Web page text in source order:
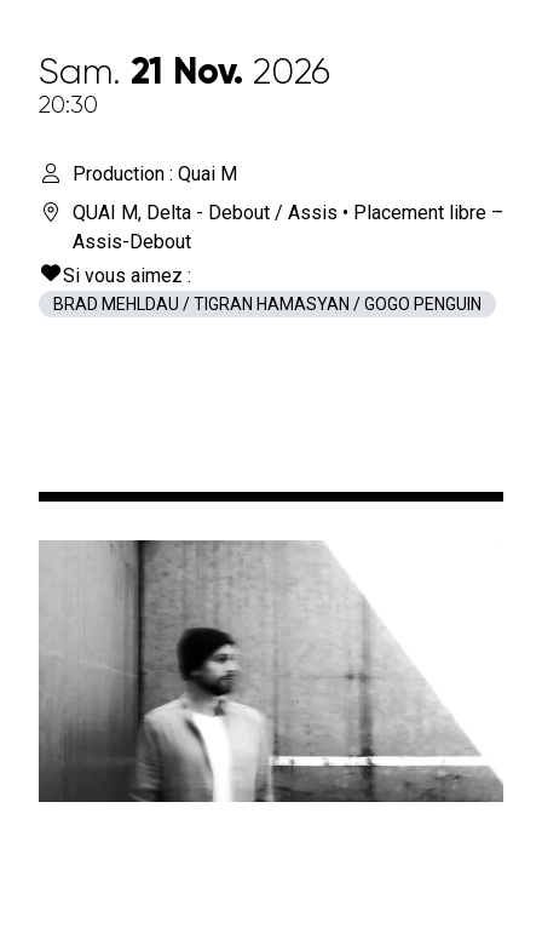
Sam. 21 Nov. 2026
20:30
Production : Quai M
QUAI M, Delta - Debout / Assis • Placement libre –
Assis-Debout
Si vous aimez :
BRAD MEHLDAU / TIGRAN HAMASYAN / GOGO PENGUIN